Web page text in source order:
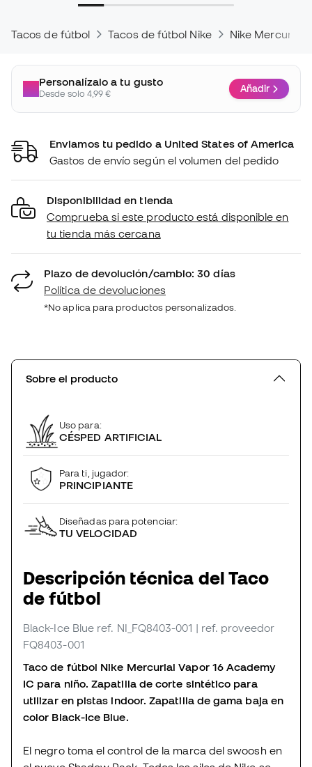
Tacos de fútbol Tacos de fútbol Nike Nike Mercurial
Personalízalo a tu gusto
Desde solo 4,99 € Añadir
Enviamos tu pedido a United States of America
Gastos de envío según el volumen del pedido
Disponibilidad en tienda
Comprueba si este producto está disponible en
tu tienda más cercana
Plazo de devolución/cambio: 30 días
Política de devoluciones
*No aplica para productos personalizados.
Sobre el producto
Uso para:
CÉSPED ARTIFICIAL
Para ti, jugador:
PRINCIPIANTE
Diseñadas para potenciar:
TU VELOCIDAD
Descripción técnica del Taco
de fútbol
Black-Ice Blue ref. NI_FQ8403-001 | ref. proveedor
FQ8403-001
Taco de fútbol Nike Mercurial Vapor 16 Academy
IC para niño. Zapatilla de corte sintético para
utilizar en pistas indoor. Zapatilla de gama baja en
color Black-Ice Blue.
El negro toma el control de la marca del swoosh en